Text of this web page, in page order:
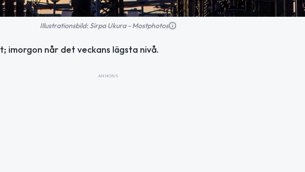
Illustrationsbild: Sirpa Ukura - Mostphotos
imorgon når det veckans lägsta nivå.
ANNONS